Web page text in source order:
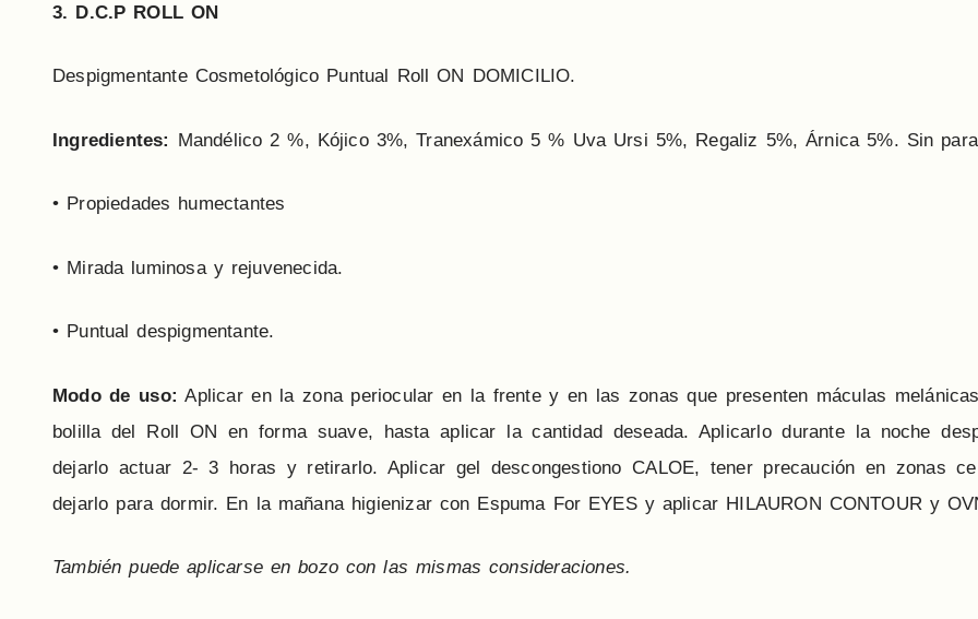
3. D.C.P ROLL ON
Despigmentante Cosmetológico Puntual Roll ON DOMICILIO.
Ingredientes: Mandélico 2 %, Kójico 3%, Tranexámico 5 % Uva Ursi 5%, Regaliz 5%, Árnica 5%. Sin
• Propiedades humectantes
• Mirada luminosa y rejuvenecida.
• Puntual despigmentante.
Modo de uso: Aplicar en la zona periocular en la frente y en las zonas que presenten máculas
bolilla del Roll ON en forma suave, hasta aplicar la cantidad deseada. Aplicarlo durante la noche
dejarlo actuar 2- 3 horas y retirarlo. Aplicar gel descongestiono CALOE, tener precaución en zonas
dejarlo para dormir. En la mañana higienizar con Espuma For EYES y aplicar HILAURON CONTOUR y
También puede aplicarse en bozo con las mismas consideraciones.